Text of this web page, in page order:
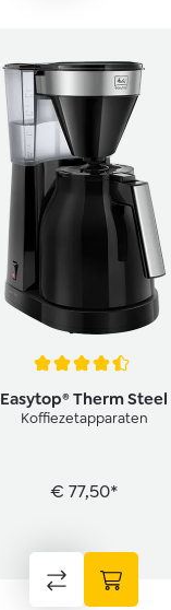
Easytop® Therm Steel
Koffiezetapparaten
€ 77,50*